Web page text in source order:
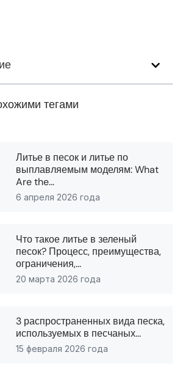
тегами
Литье в песок и литье по
выплавляемым моделям: What
Are the...
6 апреля 2026 года
Что такое литье в зеленый
песок? Процесс, преимущества,
ограничения,...
20 марта 2026 года
3 распространенных вида песка,
используемых в песчаных...
15 февраля 2026 года